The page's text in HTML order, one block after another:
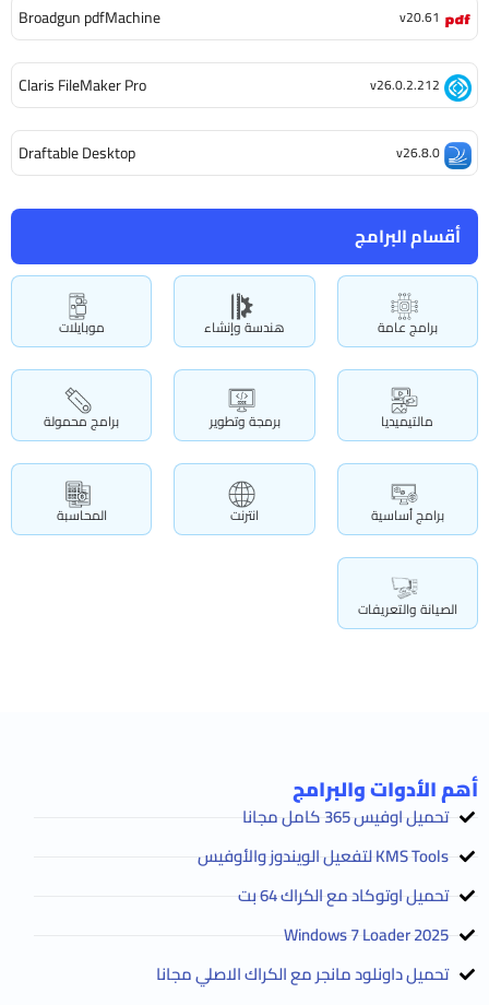
أقسام البرامج
برامج عامة هندسة وإنشاء موبايلات
مالتيميديا برمجة وتطوير برامج محمولة
برامج أساسية انترنت المحاسبة
الصيانة والتعريفات
Broadgun pdfMachine v20.61
Claris FileMaker Pro v26.0.2.212
Draftable Desktop v26.8.0
أهم الأدوات والبرامج
تحميل اوفيس 365 كامل مجانا
KMS Tools لتفعيل الويندوز والأوفيس
تحميل اوتوكاد مع الكراك 64 بت
2025 Windows 7 Loader
تحميل داونلود مانجر مع الكراك الاصلي مجانا